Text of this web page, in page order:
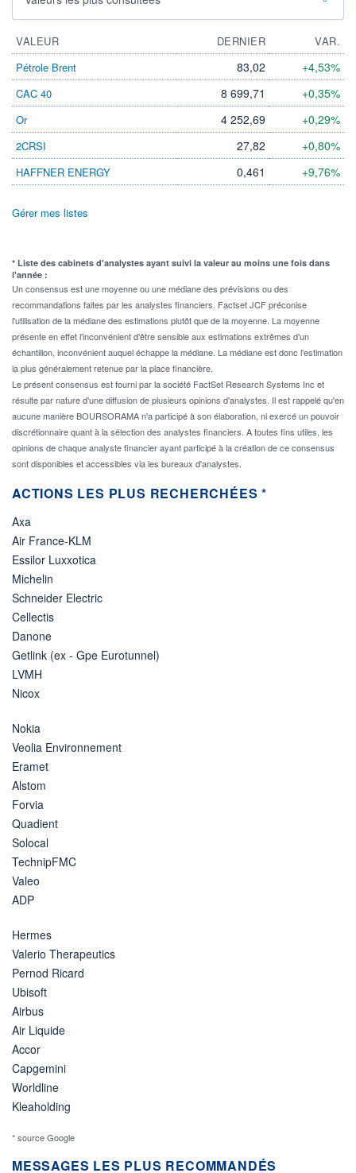
VALEUR DERNIER
VAR.
Pétrole Brent
83,02 +4,53%
CAC 40 8 699,71 +0,35%
Or 4 252,69 +0,29%
2CRSI 27,82 +0,80%
HAFFNER ENERGY 0,461 +9,76%
Gérer mes listes
* Liste des cabinets d'analystes ayant suivi la valeur au moins une fois dans
l'année :
Un consensus est une moyenne ou une médiane des prévisions ou des
recommandations faites par les analystes financiers. Factset JCF préconise
l'utilisation de la médiane des estimations plutôt que de la moyenne. La moyenne
présente en effet l'inconvénient d'être sensible aux estimations extrêmes d'un
échantillon, inconvénient auquel échappe la médiane. La médiane est donc l'estimation
la plus généralement retenue par la place financière.
Le présent consensus est fourni par la société FactSet Research Systems Inc et
résulte par nature d'une diffusion de plusieurs opinions d'analystes. Il est rappelé qu'en
aucune manière BOURSORAMA n'a participé à son élaboration, ni exercé un pouvoir
discrétionnaire quant à la sélection des analystes financiers. A toutes fins utiles, les
opinions de chaque analyste financier ayant participé à la création de ce consensus
sont disponibles et accessibles via les bureaux d'analystes.
ACTIONS LES PLUS RECHERCHÉES *
Axa
Air France-KLM
Essilor Luxxotica
Michelin
Schneider Electric
Cellectis
Danone
Getlink (ex - Gpe Eurotunnel)
LVMH
Nicox
Nokia
Veolia Environnement
Eramet
Alstom
Forvia
Quadient
Solocal
TechnipFMC
Valeo
ADP
Hermes
Valerio Therapeutics
Pernod Ricard
Ubisoft
Airbus
Air Liquide
Accor
Capgemini
Worldline
Kleaholding
* source Google
MESSAGES LES PLUS RECOMMANDÉS